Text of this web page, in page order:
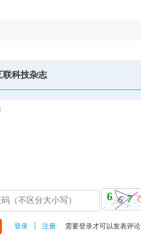
联科技杂志
登录 注册 需要登录才可以发表评论